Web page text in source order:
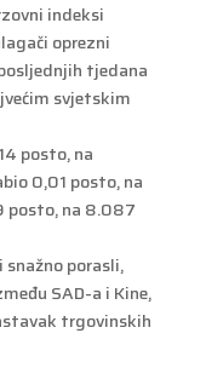
indeksi
oprezni
tjedana
svjetskim
posto, na
0,01 posto, na
posto, na 8.087
porasli,
SAD-a i Kine,
trgovinskih